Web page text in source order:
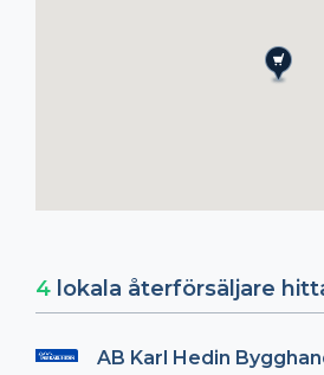
4 lokala återförsäljare
AB Karl Hedin